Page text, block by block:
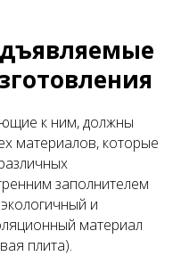
к ним, должны
материалов, которые
заполнителем
и
материал
плита).